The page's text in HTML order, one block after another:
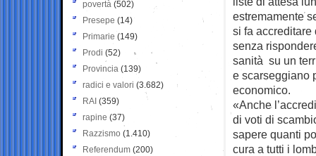
estremamente
si fa
senza
sanità su un
e scarseggiano
economico.
«Anche
di voti di
sapere quanti
cura a tutti i
povertà (502)
Presepe (14)
Primarie (149)
Prodi (52)
Provincia (139)
radici e valori (3.682)
RAI (359)
rapine (37)
Razzismo (1.410)
Referendum (200)